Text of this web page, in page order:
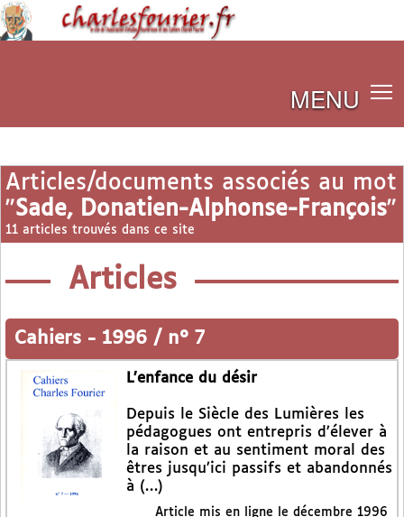
MENU
Articles/documents associés au mot
"Sade, Donatien-Alphonse-François"
11 articles trouvés dans ce site
Articles
Cahiers - 1996 / n° 7
L’enfance du désir
Depuis le Siècle des Lumières les
pédagogues ont entrepris d’élever à
la raison et au sentiment moral des
êtres jusqu’ici passifs et abandonnés
à (…)
Article mis en ligne le décembre 1996